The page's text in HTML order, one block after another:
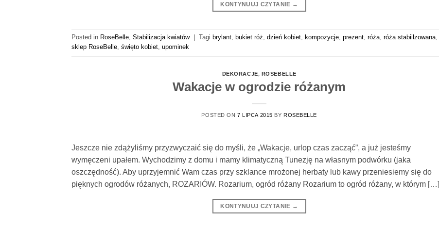
KONTYNUUJ CZYTANIE →
Posted in RoseBelle, Stabilizacja kwiatów Tagi brylant, bukiet róż, dzień kobiet, kompozycje, prezent, róża, róża stabiilzowana,
sklep RoseBelle, święto kobiet, upominek
DEKORACJE, ROSEBELLE
Wakacje w ogrodzie różanym
POSTED ON7 LIPCA 2015 BY ROSEBELLE
Jeszcze nie zdążyliśmy przyzwyczaić się do myśli, że „Wakacje, urlop czas zacząć”, a już jesteśmy
wymęczeni upałem. Wychodzimy z domu i mamy klimatyczną Tunezję na własnym podwórku (jaka
oszczędność). Aby uprzyjemnić Wam czas przy szklance mrożonej herbaty lub kawy przeniesiemy się do
pięknych ogrodów różanych, ROZARIÓW. Rozarium, ogród różany Rozarium to ogród różany, w którym […]
KONTYNUUJ CZYTANIE →